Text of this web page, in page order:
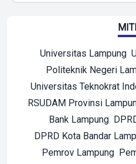
Universitas Lampung
Politeknik Negeri
Universitas Teknokrat
RSUDAM Provinsi
Bank Lampung
DPRD Kota Bandar
Pemrov Lampung